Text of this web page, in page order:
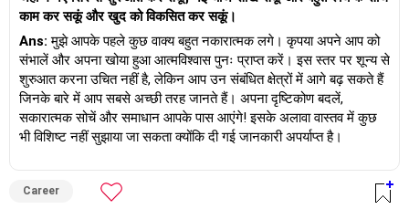
काम कर सकूं और खुद को विकसित कर सकूं।
Ans: मुझे आपके पहले कुछ वाक्य बहुत नकारात्मक लगे। कृपया अपने आप को
संभालें और अपना खोया हुआ आत्मविश्वास पुनः प्राप्त करें। इस स्तर पर शून्य से
शुरुआत करना उचित नहीं है, लेकिन आप उन संबंधित क्षेत्रों में आगे बढ़ सकते हैं
जिनके बारे में आप सबसे अच्छी तरह जानते हैं। अपना दृष्टिकोण बदलें,
सकारात्मक सोचें और समाधान आपके पास आएंगे! इसके अलावा वास्तव में कुछ
भी विशिष्ट नहीं सुझाया जा सकता क्योंकि दी गई जानकारी अपर्याप्त है।
Career